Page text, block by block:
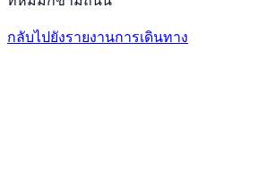
กลับไปยังรายงานการเดินทาง